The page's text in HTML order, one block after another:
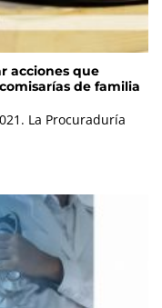
acciones que
de familia
La Procuraduría